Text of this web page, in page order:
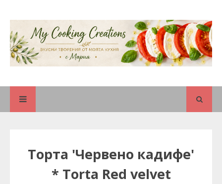
Торта 'Червено кадифе'
* Torta Red velvet